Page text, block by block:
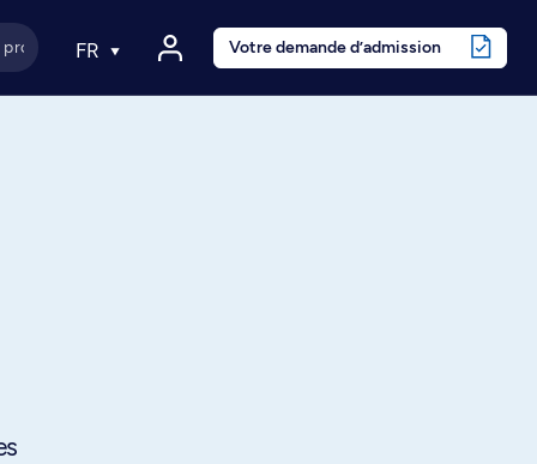
FR Votre demande d’admission